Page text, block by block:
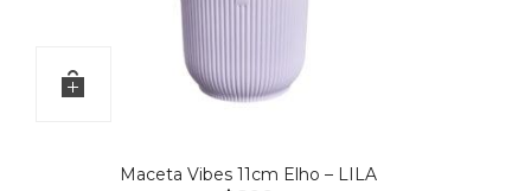
Maceta Vibes 11cm Elho – LILA